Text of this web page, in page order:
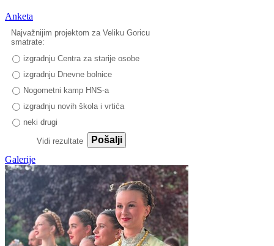
Anketa
Najvažnijim projektom za Veliku Goricu
smatrate:
izgradnju Centra za starije osobe
izgradnju Dnevne bolnice
Nogometni kamp HNS-a
izgradnju novih škola i vrtića
neki drugi
Vidi rezultate
Pošalji
Galerije